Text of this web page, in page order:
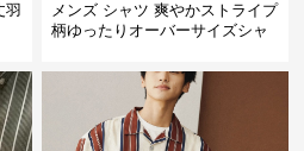
羽
メンズ シャツ 爽やかストライプ
柄ゆったりオーバーサイズシャ